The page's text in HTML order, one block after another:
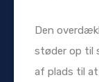
Den
støder op til
af plads til at